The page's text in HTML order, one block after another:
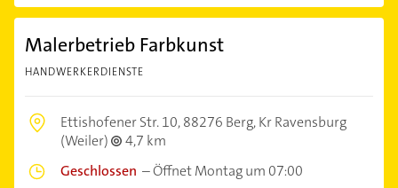
Malerbetrieb Farbkunst
HANDWERKERDIENSTE
Ettishofener Str. 10,88276 Berg, Kr Ravensburg
(Weiler)
4,7 km
Geschlossen –Öffnet Montag um 07:00